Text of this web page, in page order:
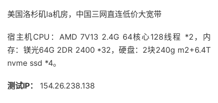
美国洛杉矶la机房，中国三网直连低价大宽带
宿主机CPU：AMD 7V13 2.4G 64核心128线程 *2，内
存：镁光64G 2DR 2400 *32，硬盘：2块240g m2+6.4T
nvme ssd *4。
测试IP： 154.26.238.138